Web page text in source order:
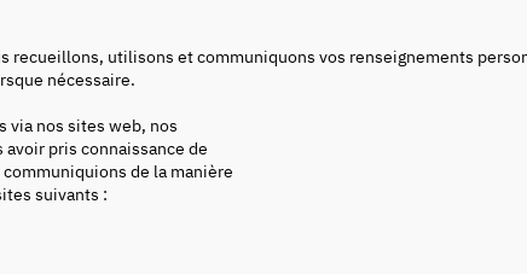
utilisons et communiquons vos renseignements
nécessaire.
via nos sites web, nos
pris connaissance de
de la manière
suivants :